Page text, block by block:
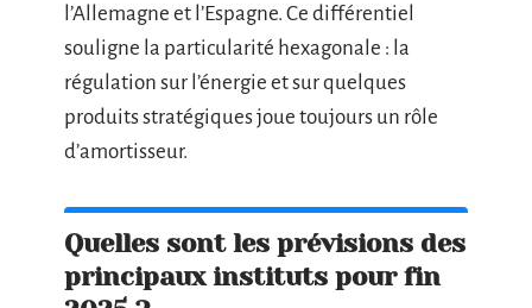
l’Allemagne et l’Espagne. Ce différentiel
souligne la particularité hexagonale : la
régulation sur l’énergie et sur quelques
produits stratégiques joue toujours un rôle
d’amortisseur.
Quelles sont les prévisions des
principaux instituts pour fin